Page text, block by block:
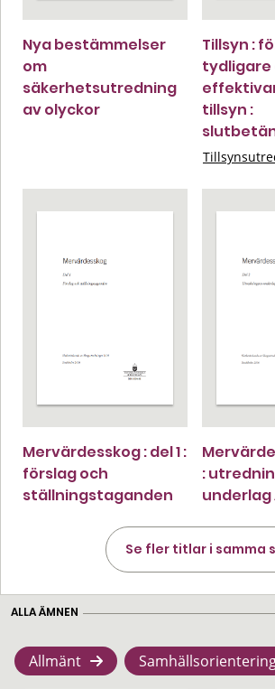
Nya bestämmelser
om
säkerhetsutredning
av olyckor
Tillsyn :
tydligare
tillsyn :
Mervärdesskog : del 1 :
förslag och
ställningstaganden
:
underlag
Se fler titlar i samma
ALLA ÄMNEN
Allmänt